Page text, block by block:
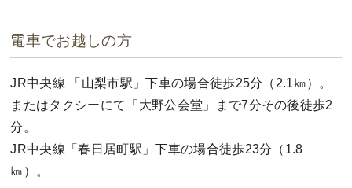
電車でお越しの方
JR中央線 「山梨市駅」下車の場合徒歩25分（2.1㎞）。
またはタクシーにて「大野公会堂」まで7分その後徒歩2
分。
JR中央線「春日居町駅」下車の場合徒歩23分（1.8
㎞）。